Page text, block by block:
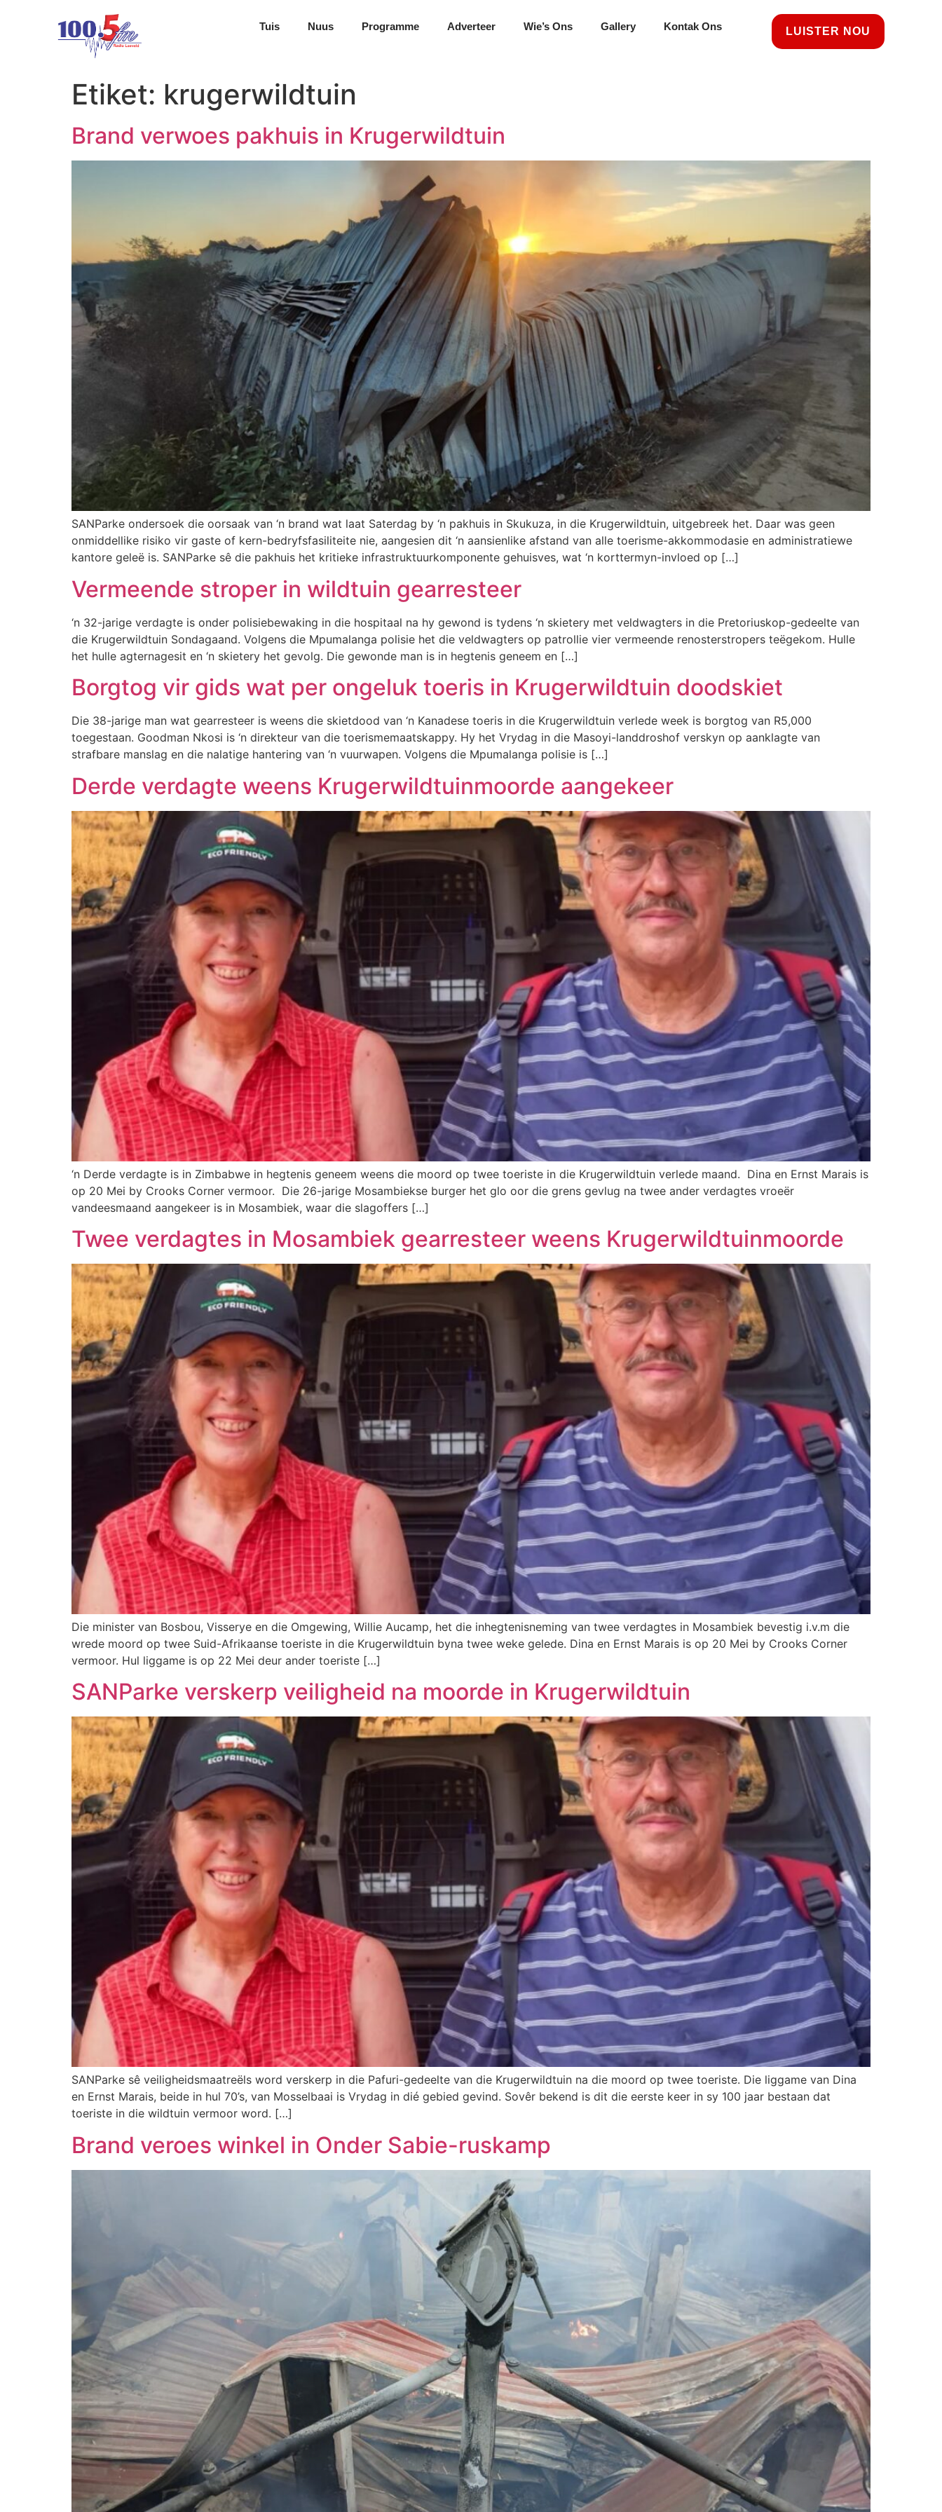
Tuis Nuus Programme Adverteer Wie’s Ons Gallery Kontak Ons LUISTER NOU
Etiket: krugerwildtuin
Brand verwoes pakhuis in Krugerwildtuin
SANParke ondersoek die oorsaak van ‘n brand wat laat Saterdag by ‘n pakhuis in Skukuza, in die Krugerwildtuin, uitgebreek het. Daar was geen
onmiddellike risiko vir gaste of kern-bedryfsfasiliteite nie, aangesien dit ‘n aansienlike afstand van alle toerisme-akkommodasie en administratiewe
kantore geleë is. SANParke sê die pakhuis het kritieke infrastruktuurkomponente gehuisves, wat ‘n korttermyn-invloed op […]
Vermeende stroper in wildtuin gearresteer
‘n 32-jarige verdagte is onder polisiebewaking in die hospitaal na hy gewond is tydens ‘n skietery met veldwagters in die Pretoriuskop-gedeelte van
die Krugerwildtuin Sondagaand. Volgens die Mpumalanga polisie het die veldwagters op patrollie vier vermeende renosterstropers teëgekom. Hulle
het hulle agternagesit en ‘n skietery het gevolg. Die gewonde man is in hegtenis geneem en […]
Borgtog vir gids wat per ongeluk toeris in Krugerwildtuin doodskiet
Die 38-jarige man wat gearresteer is weens die skietdood van ‘n Kanadese toeris in die Krugerwildtuin verlede week is borgtog van R5,000
toegestaan. Goodman Nkosi is ‘n direkteur van die toerismemaatskappy. Hy het Vrydag in die Masoyi-landdroshof verskyn op aanklagte van
strafbare manslag en die nalatige hantering van ‘n vuurwapen. Volgens die Mpumalanga polisie is […]
Derde verdagte weens Krugerwildtuinmoorde aangekeer
‘n Derde verdagte is in Zimbabwe in hegtenis geneem weens die moord op twee toeriste in die Krugerwildtuin verlede maand. Dina en Ernst Marais is
op 20 Mei by Crooks Corner vermoor. Die 26-jarige Mosambiekse burger het glo oor die grens gevlug na twee ander verdagtes vroeër
vandeesmaand aangekeer is in Mosambiek, waar die slagoffers […]
Twee verdagtes in Mosambiek gearresteer weens Krugerwildtuinmoorde
Die minister van Bosbou, Visserye en die Omgewing, Willie Aucamp, het die inhegtenisneming van twee verdagtes in Mosambiek bevestig i.v.m die
wrede moord op twee Suid-Afrikaanse toeriste in die Krugerwildtuin byna twee weke gelede. Dina en Ernst Marais is op 20 Mei by Crooks Corner
vermoor. Hul liggame is op 22 Mei deur ander toeriste […]
SANParke verskerp veiligheid na moorde in Krugerwildtuin
SANParke sê veiligheidsmaatreëls word verskerp in die Pafuri-gedeelte van die Krugerwildtuin na die moord op twee toeriste. Die liggame van Dina
en Ernst Marais, beide in hul 70’s, van Mosselbaai is Vrydag in dié gebied gevind. Sovêr bekend is dit die eerste keer in sy 100 jaar bestaan dat
toeriste in die wildtuin vermoor word. […]
Brand veroes winkel in Onder Sabie-ruskamp